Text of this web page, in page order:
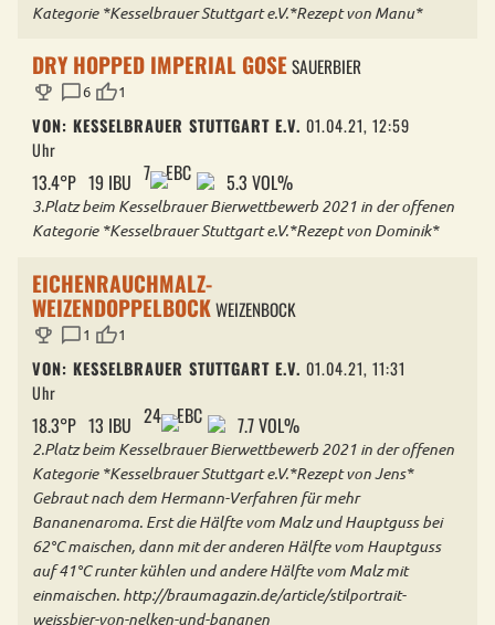
Kategorie *Kesselbrauer Stuttgart e.V.*Rezept von Manu*
DRY HOPPED IMPERIAL GOSE SAUERBIER
trophy chat_bubble6 thumb_up1
VON: KESSELBRAUER STUTTGART E.V. 01.04.21, 12:59
Uhr
13.4°P 19 IBU 7 EBC 5.3 VOL%
3.Platz beim Kesselbrauer Bierwettbewerb 2021 in der offenen
Kategorie *Kesselbrauer Stuttgart e.V.*Rezept von Dominik*
EICHENRAUCHMALZ-
WEIZENDOPPELBOCK WEIZENBOCK
trophy chat_bubble1 thumb_up1
VON: KESSELBRAUER STUTTGART E.V. 01.04.21, 11:31
Uhr
18.3°P 13 IBU 24 EBC 7.7 VOL%
2.Platz beim Kesselbrauer Bierwettbewerb 2021 in der offenen
Kategorie *Kesselbrauer Stuttgart e.V.*Rezept von Jens*
Gebraut nach dem Hermann-Verfahren für mehr
Bananenaroma. Erst die Hälfte vom Malz und Hauptguss bei
62°C maischen, dann mit der anderen Hälfte vom Hauptguss
auf 41°C runter kühlen und andere Hälfte vom Malz mit
einmaischen. http://braumagazin.de/article/stilportrait-
weissbier-von-nelken-und-bananen